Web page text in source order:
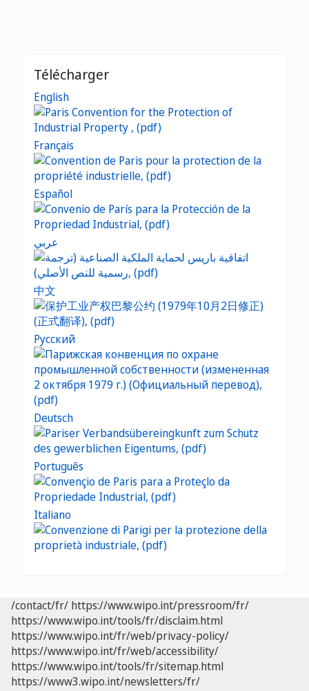
Télécharger
English
Français
Español
عربي
中文
Русский
Deutsch
Português
Italiano
/contact/fr/ https://www.wipo.int/pressroom/fr/
https://www.wipo.int/tools/fr/disclaim.html
https://www.wipo.int/fr/web/privacy-policy/
https://www.wipo.int/fr/web/accessibility/
https://www.wipo.int/tools/fr/sitemap.html
https://www3.wipo.int/newsletters/fr/